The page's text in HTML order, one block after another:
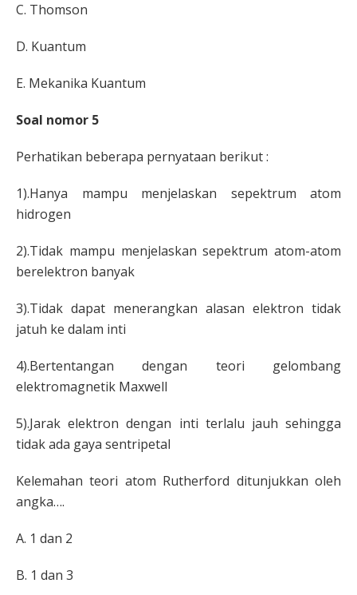
C. Thomson
D. Kuantum
E. Mekanika Kuantum
Soal nomor 5
Perhatikan beberapa pernyataan berikut :
1).Hanya mampu menjelaskan sepektrum atom
hidrogen
2).Tidak mampu menjelaskan sepektrum atom-atom
berelektron banyak
3).Tidak dapat menerangkan alasan elektron tidak
jatuh ke dalam inti
4).Bertentangan dengan teori gelombang
elektromagnetik Maxwell
5).Jarak elektrondengan inti terlalu jauh sehingga
tidak ada gaya sentripetal
Kelemahan teori atom Rutherford ditunjukkan oleh
angka….
A. 1 dan 2
B. 1 dan 3